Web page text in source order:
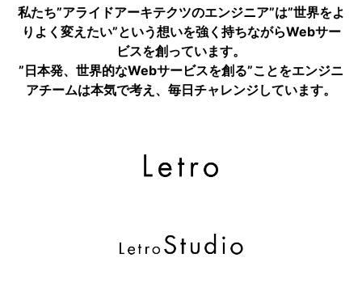
私たち”アライドアーキテクツのエンジニア”は”世界をよ
りよく変えたい”という想いを強く持ちながらWebサー
ビスを創っています。
”日本発、世界的なWebサービスを創る”ことをエンジニ
アチームは本気で考え、毎日チャレンジしています。